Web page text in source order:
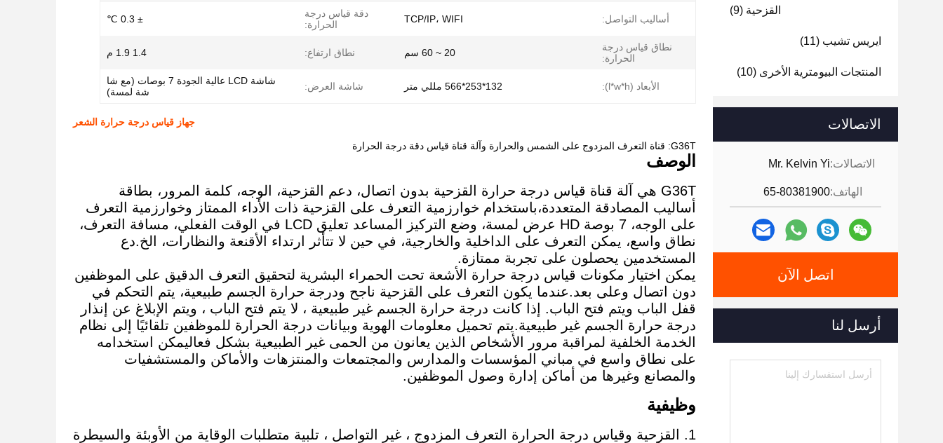
القزحية (9)
ايريس تشيب (11)
المنتجات البيومترية الأخرى (10)
الاتصالات
الاتصالات:Mr. Kelvin Yi
الهاتف:65-80381900
اتصل الآن
أرسل لنا
أساليب التواصل: TCP/IP، WIFI
دقة قياس درجة
الحرارة:
± 0.3 ℃
نطاق قياس درجة
الحرارة:
20 ~ 60 سم نطاق ارتفاع: 1.4 ‬1.9 م
الأبعاد (l*w*h): 132*253*566 مللي متر شاشة العرض:
شاشة LCD عالية الجودة 7 بوصات (مع شا
شة لمسة)
جهاز قياس درجة حرارة الشعر
G36T: قناة التعرف المزدوج على الشمس والحرارة وآلة قناة قياس دقة درجة الحرارة
الوصف
G36T هي آلة قناة قياس درجة حرارة القزحية بدون اتصال، دعم القزحية، الوجه، كلمة المرور، بطاقة
أساليب المصادقة المتعددة،باستخدام خوارزمية التعرف على القزحية ذات الأداء الممتاز وخوارزمية التعرف
على الوجه، 7 بوصة HD عرض لمسة، وضع التركيز المساعد تعليق LCD في الوقت الفعلي، مسافة التعرف،
نطاق واسع، يمكن التعرف على الداخلية والخارجية، في حين لا تتأثر ارتداء الأقنعة والنظارات، الخ.دع
المستخدمين يحصلون على تجربة ممتازة.
يمكن اختيار مكونات قياس درجة حرارة الأشعة تحت الحمراء البشرية لتحقيق التعرف الدقيق على الموظفين
دون اتصال وعلى بعد.عندما يكون التعرف على القزحية ناجح ودرجة حرارة الجسم طبيعية، يتم التحكم في
قفل الباب ويتم فتح الباب. إذا كانت درجة حرارة الجسم غير طبيعية ، لا يتم فتح الباب ، ويتم الإبلاغ عن إنذار
درجة حرارة الجسم غير طبيعية.يتم تحميل معلومات الهوية وبيانات درجة الحرارة للموظفين تلقائيًا إلى نظام
الخدمة الخلفية لمراقبة مرور الأشخاص الذين يعانون من الحمى غير الطبيعية بشكل فعاليمكن استخدامه
على نطاق واسع في مباني المؤسسات والمدارس والمجتمعات والمنتزهات والأماكن والمستشفيات
والمصانع وغيرها من أماكن إدارة وصول الموظفين.
وظيفية
1. القزحية وقياس درجة الحرارة التعرف المزدوج ، غير التواصل ، تلبية متطلبات الوقاية من الأوبئة والسيطرة